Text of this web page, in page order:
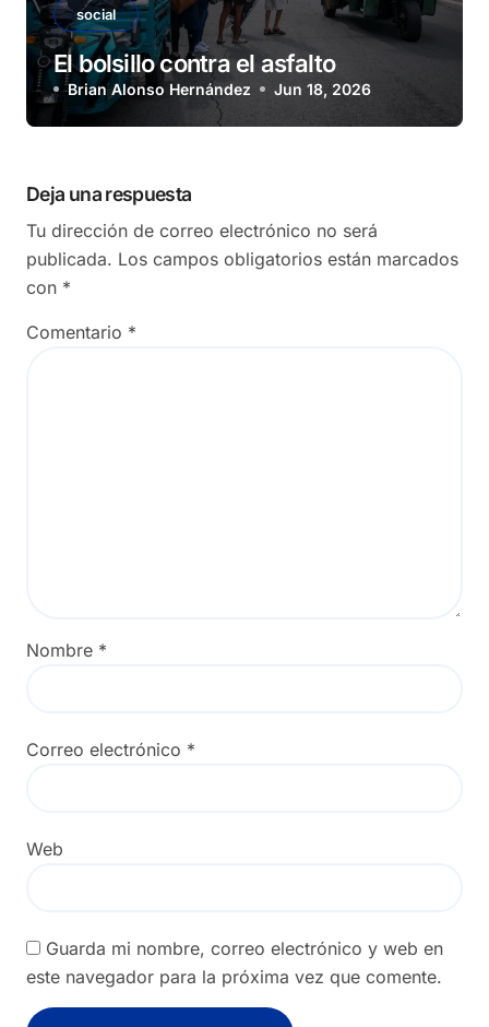
social
El bolsillo contra el asfalto
Brian Alonso Hernández Jun 18, 2026
Deja una respuesta
Tu dirección de correo electrónico no será
publicada. Los campos obligatorios están marcados
con *
Comentario *
Nombre *
Correo electrónico *
Web
Guarda mi nombre, correo electrónico y web en
este navegador para la próxima vez que comente.